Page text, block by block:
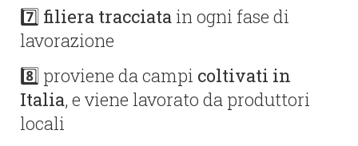
7️⃣ filiera tracciata in ogni fase di
lavorazione
8️⃣ proviene da campi coltivati in
Italia, e viene lavorato da produttori
locali